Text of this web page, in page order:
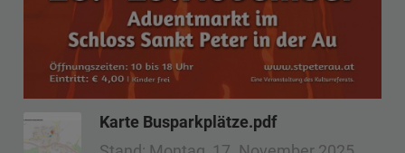
Karte Busparkplätze.pdf
Stand: Montag, 17. November 2025